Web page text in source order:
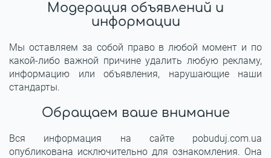
Модерация объявлений и
информации
Мы оставляем за собой право в любой момент и по
какой-либо важной причине удалить любую рекламу,
информацию или объявления, нарушающие наши
стандарты.
Обращаем ваше внимание
Вся информация на сайте pobuduj.com.ua
опубликована исключительно для ознакомления. Она